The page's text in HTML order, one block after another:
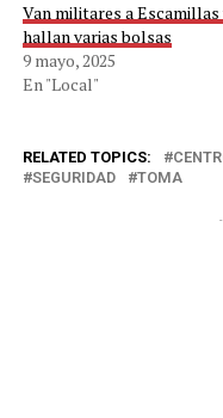
Van militares a Escamillas
hallan varias bolsas
9 mayo, 2025
En "Local"
RELATED TOPICS:
SEGURIDAD
TOMA